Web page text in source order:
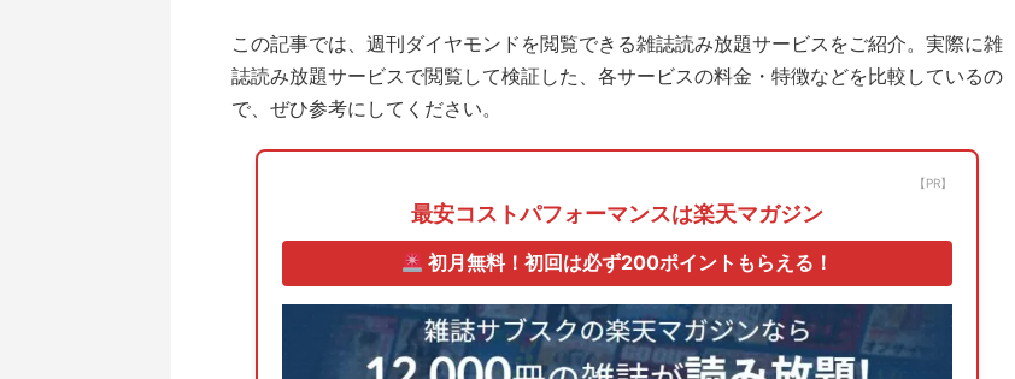
この記事では、週刊ダイヤモンドを閲覧できる雑誌読み放題サービスをご紹介。実際に雑
誌読み放題サービスで閲覧して検証した、各サービスの料金・特徴などを比較しているの
で、ぜひ参考にしてください。
【PR】
最安コストパフォーマンスは楽天マガジン
初月無料！初回は必ず200ポイントもらえる！